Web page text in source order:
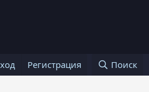
Регистрация Поиск